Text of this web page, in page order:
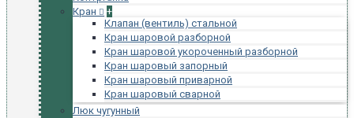
Кран
+
Клапан (вентиль) стальной
Кран шаровой разборной
Кран шаровой укороченный разборной
Кран шаровый запорный
Кран шаровый приварной
Кран шаровый сварной
Люк чугунный